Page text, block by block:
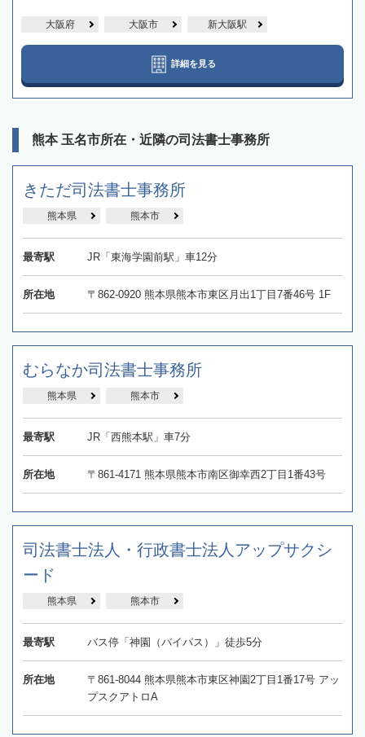
大阪府 大阪市 新大阪駅
詳細を見る
熊本 玉名市所在・近隣の司法書士事務所
きただ司法書士事務所
熊本県 熊本市
最寄駅 JR「東海学園前駅」車12分
所在地 〒862-0920 熊本県熊本市東区月出1丁目7番46号 1F
むらなか司法書士事務所
熊本県 熊本市
最寄駅 JR「西熊本駅」車7分
所在地 〒861-4171 熊本県熊本市南区御幸西2丁目1番43号
司法書士法人・行政書士法人アップサクシ
ード
熊本県 熊本市
最寄駅 バス停「神園（バイパス）」徒歩5分
所在地
〒861-8044 熊本県熊本市東区神園2丁目1番17号 アッ
プスクアトロA